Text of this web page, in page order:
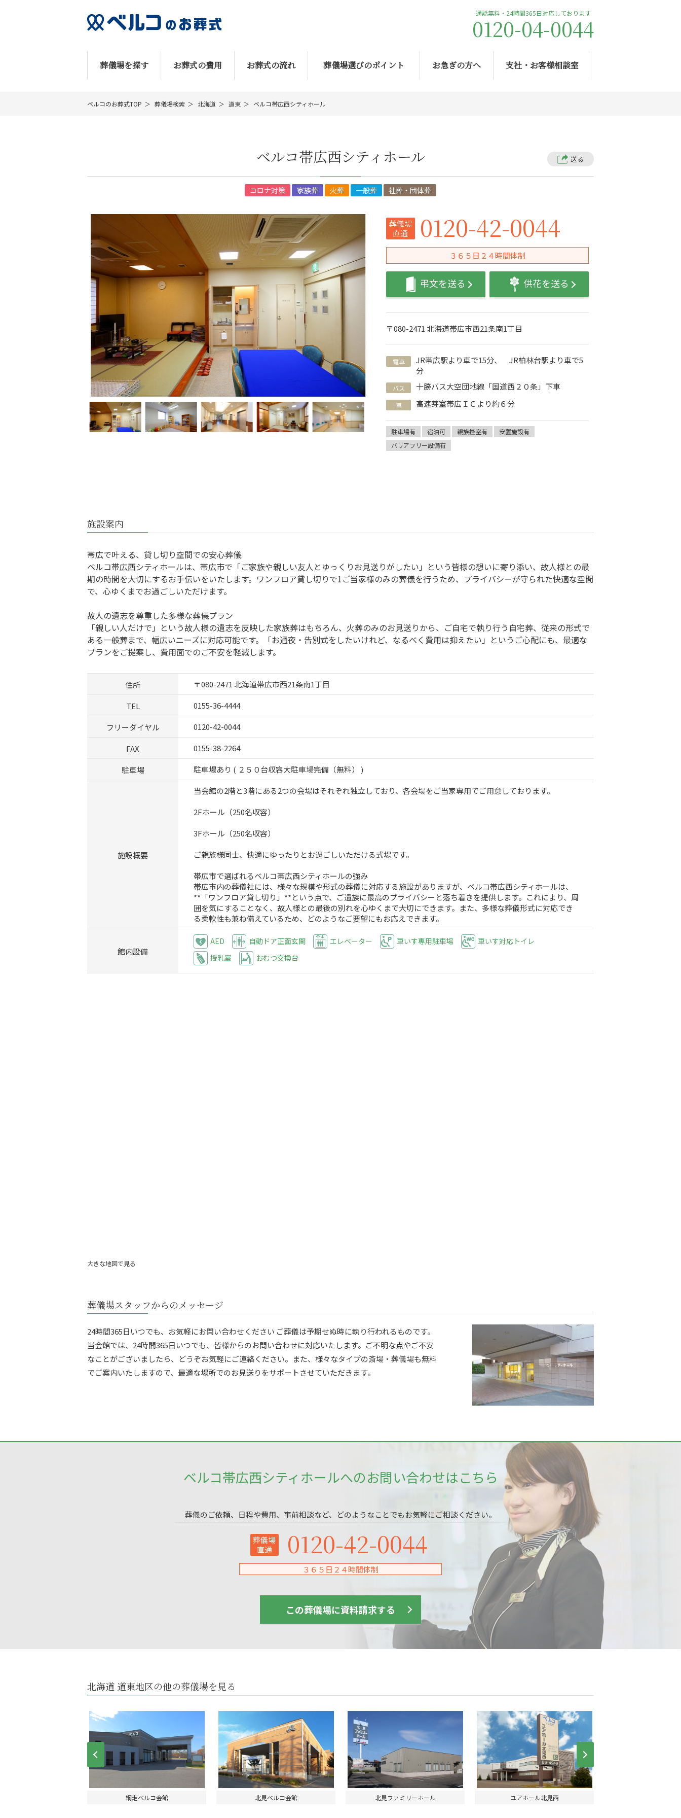
通話無料・24時間365日対応しております
0120-04-0044
葬儀場を探す お葬式の費用 お葬式の流れ 葬儀場選びのポイント お急ぎの方へ 支社・お客様相談室
ベルコのお葬式TOP 葬儀場検索 北海道 道東 ベルコ帯広西シティホール
ベルコ帯広西シティホール 送る
コロナ対策 家族葬 火葬 一般葬 社葬・団体葬
葬儀場
直通
0120-42-0044
３６５日２４時間体制
弔文を送る 供花を送る
〒080-2471 北海道帯広市西21条南1丁目
電車
JR帯広駅より車で15分、 JR柏林台駅より車で5
分
バス 十勝バス大空団地線「国道西２０条」下車
車 高速芽室帯広ＩＣより約６分
駐車場有 宿泊可 親族控室有
安置施設有
バリアフリー設備有
施設案内
帯広で叶える、貸し切り空間での安心葬儀
ベルコ帯広西シティホールは、帯広市で「ご家族や親しい友人とゆっくりお見送りがしたい」という皆様の想いに寄り添い、故人様との最
期の時間を大切にするお手伝いをいたします。ワンフロア貸し切りで1ご当家様のみの葬儀を行うため、プライバシーが守られた快適な空間
で、心ゆくまでお過ごしいただけます。
故人の遺志を尊重した多様な葬儀プラン
「親しい人だけで」という故人様の遺志を反映した家族葬はもちろん、火葬のみのお見送りから、ご自宅で執り行う自宅葬、従来の形式で
ある一般葬まで、幅広いニーズに対応可能です。「お通夜・告別式をしたいけれど、なるべく費用は抑えたい」というご心配にも、最適な
プランをご提案し、費用面でのご不安を軽減します。
住所
〒080-2471 北海道帯広市西21条南1丁目
TEL
0155-36-4444
フリーダイヤル
0120-42-0044
FAX
0155-38-2264
駐車場
駐車場あり ( ２５０台収容大駐車場完備（無料） )
施設概要
当会館の2階と3階にある2つの会場はそれぞれ独立しており、各会場をご当家専用でご用意しております。
2Fホール（250名収容）
3Fホール（250名収容）
ご親族様同士、快適にゆったりとお過ごしいただける式場です。
帯広市で選ばれるベルコ帯広西シティホールの強み
帯広市内の葬儀社には、様々な規模や形式の葬儀に対応する施設がありますが、ベルコ帯広西シティホールは、
**「ワンフロア貸し切り」**という点で、ご遺族に最高のプライバシーと落ち着きを提供します。これにより、周
囲を気にすることなく、故人様との最後の別れを心ゆくまで大切にできます。また、多様な葬儀形式に対応でき
る柔軟性も兼ね備えているため、どのようなご要望にもお応えできます。
館内設備
AED 自動ドア正面玄関 エレベーター 車いす専用駐車場
車いす対応トイレ
授乳室
おむつ交換台
大きな地図で見る
葬儀場スタッフからのメッセージ
24時間365日いつでも、お気軽にお問い合わせください ご葬儀は予期せぬ時に執り行われるものです。
当会館では、24時間365日いつでも、皆様からのお問い合わせに対応いたします。ご不明な点やご不安
なことがございましたら、どうぞお気軽にご連絡ください。また、様々なタイプの斎場・葬儀場も無料
でご案内いたしますので、最適な場所でのお見送りをサポートさせていただきます。
ベルコ帯広西シティホールへのお問い合わせはこちら
葬儀のご依頼、日程や費用、事前相談など、どのようなことでもお気軽にご相談ください。
葬儀場
直通
0120-42-0044
３６５日２４時間体制
この葬儀場に資料請求する
北海道 道東地区の他の葬儀場を見る
網走ベルコ会館 北見ベルコ会館 北見ファミリーホール ユアホール北見西
Prev